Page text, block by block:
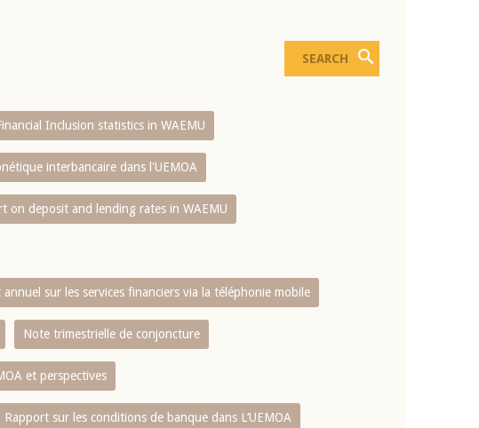
Inclusion statistics in WAEMU
interbancaire dans l'UEMOA
on deposit and lending rates in WAEMU
annuel sur les services financiers via la téléphonie mobile
Note trimestrielle de conjoncture
et perspectives
Rapport sur les conditions de banque dans L‘UEMOA